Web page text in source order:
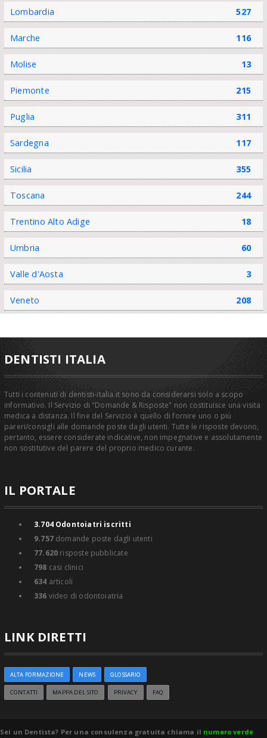
Lombardia 527
Marche 116
Molise 13
Piemonte 215
Puglia 311
Sardegna 117
Sicilia 355
Toscana 244
Trentino Alto Adige 18
Umbria 60
Valle d'Aosta 3
Veneto 208
DENTISTI ITALIA
Tutti i contenuti di dentisti-italia.it sono da considerarsi solo a scopo
informativo. Il Servizio di "Domande & Risposte" non costituisce una visita
medica a distanza. Il fine del Servizio è quello di fornire uno o più
pareri/consigli alle domande poste dagli utenti. Tutte le risposte devono,
pertanto, essere considerate indicative, non impegnative e assolutamente
non sostitutive del parere del proprio medico curante.
IL PORTALE
3.704Odontoiatri iscritti
9.757domande poste dagli utenti
77.620 risposte pubblicate
798 casi clinici
634 articoli
336 video di odontoiatria
LINK DIRETTI
ALTA FORMAZIONE NEWS GLOSSARIO
CONTATTI MAPPA DEL SITO PRIVACY FAQ
Sei un Dentista? Per una consulenza gratuita chiama il numero verde